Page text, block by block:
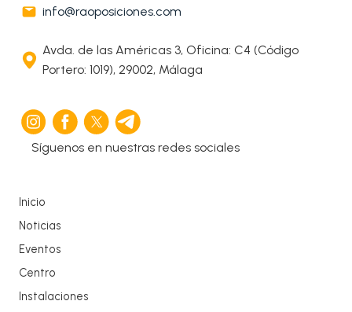
info@raoposiciones.com
Avda. de las Américas 3, Oficina: C4 (Código
Portero: 1019), 29002, Málaga
Síguenos en nuestras redes sociales
Inicio
Noticias
Eventos
Centro
Instalaciones